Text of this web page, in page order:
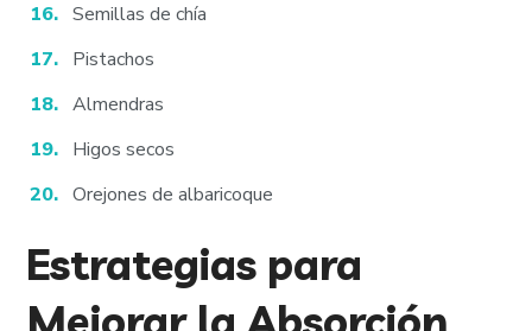
Semillas de chía
Pistachos
Almendras
Higos secos
Orejones de albaricoque
Estrategias para